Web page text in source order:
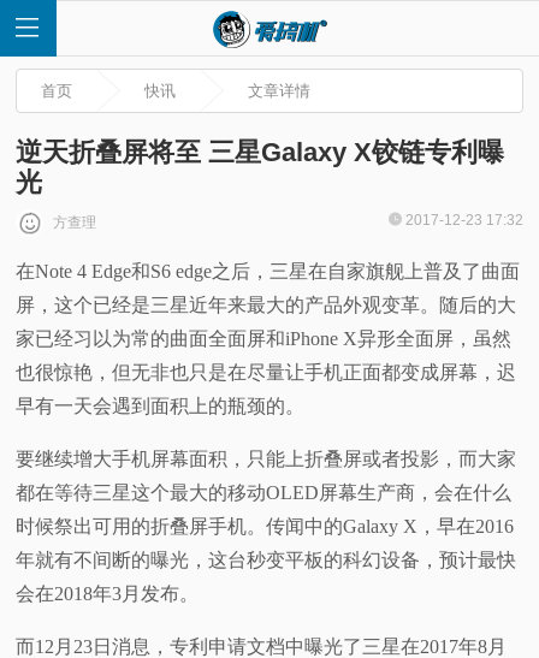
首
页
快
讯
评
测
频
首页 快讯 文章详情
逆天折叠屏将至 三星Galaxy X铰链专利曝
光
方查理 2017-12-23 17:32
在Note 4 Edge和S6 edge之后，三星在自家旗舰上普及了曲面
屏，这个已经是三星近年来最大的产品外观变革。随后的大
家已经习以为常的曲面全面屏和iPhone X异形全面屏，虽然
也很惊艳，但无非也只是在尽量让手机正面都变成屏幕，迟
早有一天会遇到面积上的瓶颈的。
要继续增大手机屏幕面积，只能上折叠屏或者投影，而大家
都在等待三星这个最大的移动OLED屏幕生产商，会在什么
时候祭出可用的折叠屏手机。传闻中的Galaxy X，早在2016
年就有不间断的曝光，这台秒变平板的科幻设备，预计最快
会在2018年3月发布。
而12月23日消息，专利申请文档中曝光了三星在2017年8月